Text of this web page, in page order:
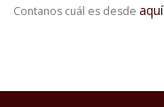
Contanos cuál es desde aquí